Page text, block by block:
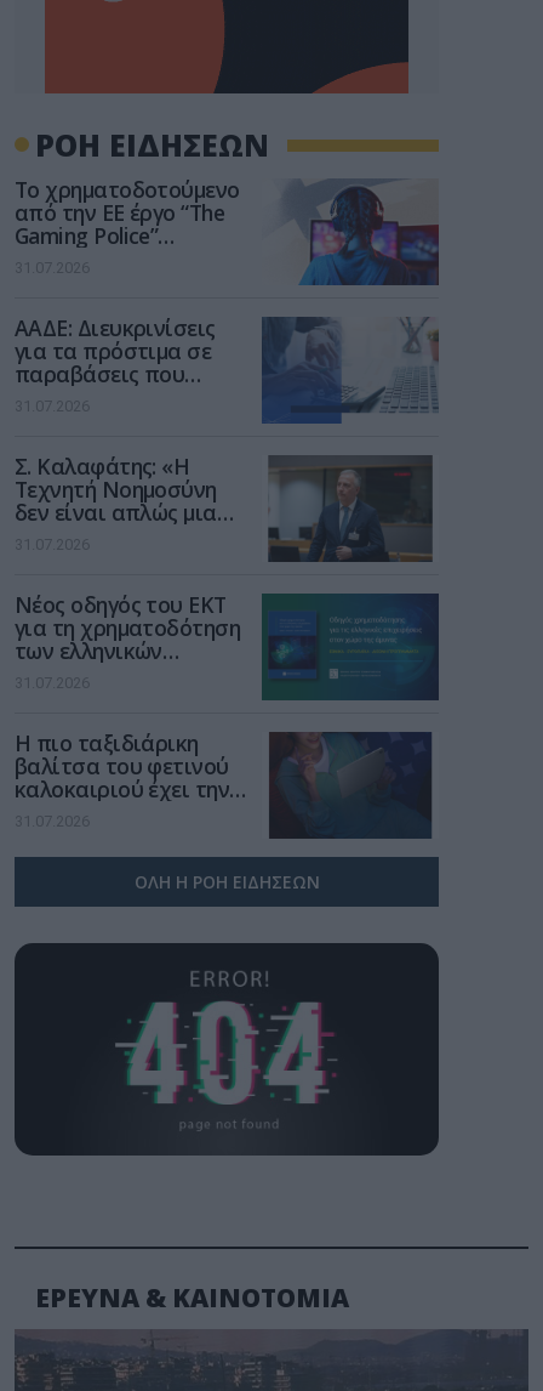
ΡΟΗ ΕΙΔΗΣΕΩΝ
Το χρηματοδοτούμενο
από την ΕΕ έργο “The
Gaming Police”
ενισχύει την ασφάλεια
των παιδιών στο
31.07.2026
ΑΑΔΕ: Διευκρινίσεις
για τα πρόστιμα σε
παραβάσεις που
αφορούν τους ΦΗΜ
31.07.2026
Σ. Καλαφάτης: «Η
Τεχνητή Νοημοσύνη
δεν είναι απλώς μια
νέα τεχνολογία, είναι
μια νέα βιομηχανική
31.07.2026
Νέος οδηγός του ΕΚΤ
για τη χρηματοδότηση
των ελληνικών
επιχειρήσεων στον
χώρο της άμυνας
31.07.2026
Η πιο ταξιδιάρικη
βαλίτσα του φετινού
καλοκαιριού έχει την
υπογραφή της Xiaomi
31.07.2026
ΟΛΗ Η ΡΟΗ ΕΙΔΗΣΕΩΝ
ΕΡΕΥΝΑ & ΚΑΙΝΟΤΟΜΙΑ